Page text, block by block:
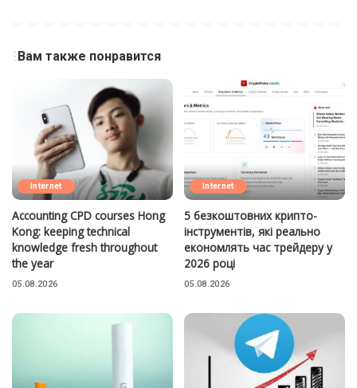
Вам также понравится
Internet
Accounting CPD courses Hong
Kong: keeping technical
knowledge fresh throughout
the year
05.08.2026
Internet
5 безкоштовних крипто-
інструментів, які реально
економлять час трейдеру у
2026 році
05.08.2026